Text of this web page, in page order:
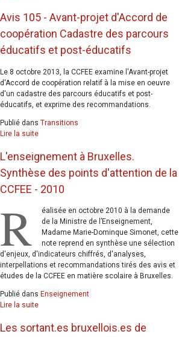
Avis 105 - Avant-projet d'Accord de
coopération Cadastre des parcours
éducatifs et post-éducatifs
Le 8 octobre 2013, la CCFEE examine l'Avant-projet
d'Accord de coopération relatif à la mise en oeuvre
d'un cadastre des parcours éducatifs et post-
éducatifs, et exprime des recommandations.
Publié dans Transitions
Lire la suite
L'enseignement à Bruxelles.
Synthèse des points d'attention de la
CCFEE - 2010
R
éalisée en octobre 2010 à la demande
de la Ministre de l’Enseignement,
Madame Marie-Dominque Simonet, cette
note reprend en synthèse une sélection
d'enjeux, d'indicateurs chiffrés, d'analyses,
interpellations et recommandations tirés des avis et
études de la CCFEE en matière scolaire à Bruxelles.
Publié dans Enseignement
Lire la suite
Les sortant.es bruxellois.es de